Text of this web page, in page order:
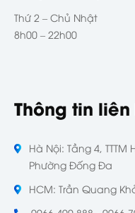
Thứ 2 – Chủ Nhật
8h00 – 22h00
Thông tin liên
Hà Nội: Tầng 4, TTTM
Phường Đống Đa
HCM: Trần Quang